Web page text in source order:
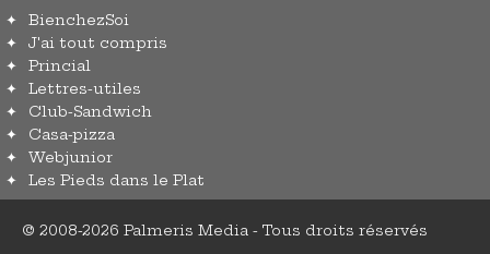
BienchezSoi
J'ai tout compris
Princial
Lettres-utiles
Club-Sandwich
Casa-pizza
Webjunior
Les Pieds dans le Plat
© 2008-2026 Palmeris Media - Tous droits réservés